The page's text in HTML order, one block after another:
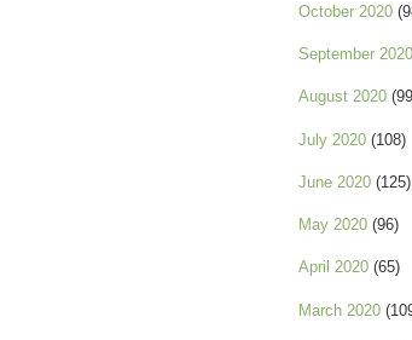
October 2020
September 2020
August 2020
July 2020 (108)
June 2020 (125)
May 2020 (96)
April 2020 (65)
March 2020